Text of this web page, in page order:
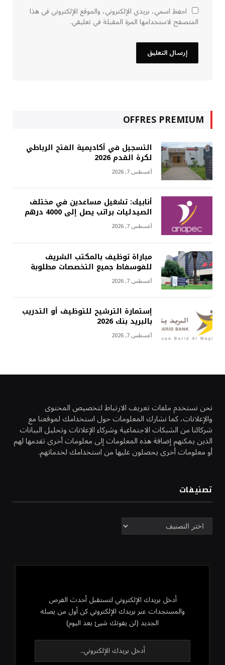
احفظ اسمي، بريدي الإلكتروني، والموقع الإلكتروني في هذا
المتصفح لاستخدامها المرة المقبلة في تعليقي.
OFFRES PREMIUM
التسجيل في أكاديمية الفتح الرباطي
لكرة القدم 2026
أغسطس 7, 2026
أنابيك: تشغيل مساعدين في مختلف
الصيدليات براتب يصل إلى 4000 درهم
أغسطس 7, 2026
مباراة توظيف بالمكتب الشريف
للفوسفاط جميع التخصصات مطلوبة
أغسطس 7, 2026
إستمارة الترشيح للتوظيف أو التدريب
بالبريد بنك 2026
أغسطس 7, 2026
نحن نستخدم ملفات تعريف الارتباط لتخصيص المحتوى
والإعلانات، كما نشارك المعلومات حول استخدامك لموقعنا مع
شركائنا من الشبكات الاجتماعية وشركاء الإعلانات وتحليل البيانات
الذين يمكنهم إضافة هذه المعلومات إلى معلومات أخرى تقدمها لهم
أو معلومات أخرى يحصلون عليها من استخدامك لخدماتهم.
تصنيفات
تصنيفات
أدخل بريدك الإلكتروني لتستقبل أحدث الفرص
والمستجدات عبر بريدك الإلكتروني كن أول من يصله
الجديد (لن يفوتك شيئ بعد اليوم)